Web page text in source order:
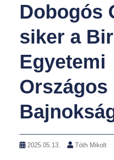
Dobogós ÓE-s
siker a
Egyetemi
Országos
2025.05.13. Tóth Mikolt